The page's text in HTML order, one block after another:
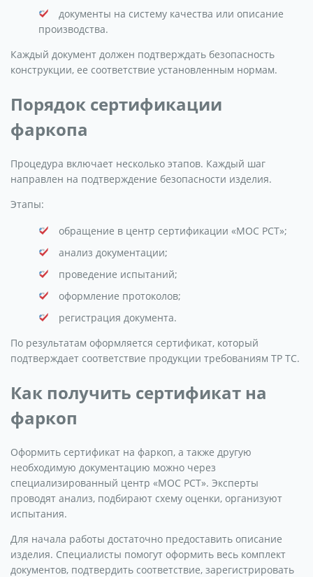
документы на систему качества или описание
производства.
Каждый документ должен подтверждать безопасность
конструкции, ее соответствие установленным нормам.
Порядок сертификации
фаркопа
Процедура включает несколько этапов. Каждый шаг
направлен на подтверждение безопасности изделия.
Этапы:
обращение в центр сертификации «МОС РСТ»;
анализ документации;
проведение испытаний;
оформление протоколов;
регистрация документа.
По результатам оформляется сертификат, который
подтверждает соответствие продукции требованиям ТР ТС.
Как получить сертификат на
фаркоп
Оформить сертификат на фаркоп, а также другую
необходимую документацию можно через
специализированный центр «МОС РСТ». Эксперты
проводят анализ, подбирают схему оценки, организуют
испытания.
Для начала работы достаточно предоставить описание
изделия. Специалисты помогут оформить весь комплект
документов, подтвердить соответствие, зарегистрировать